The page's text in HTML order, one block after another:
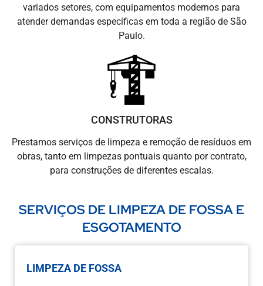
variados setores, com equipamentos modernos para
atender demandas específicas em toda a região de São
Paulo.
CONSTRUTORAS
Prestamos serviços de limpeza e remoção de resíduos em
obras, tanto em limpezas pontuais quanto por contrato,
para construções de diferentes escalas.
SERVIÇOS DE LIMPEZA DE FOSSA E
ESGOTAMENTO
LIMPEZA DE FOSSA